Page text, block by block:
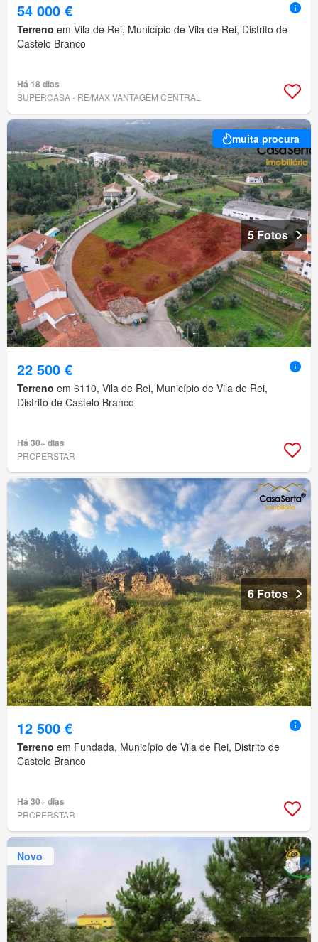
54 000 €
Terreno em Vila de Rei, Município de Vila de Rei, Distrito de
Castelo Branco
Há 18 dias
SUPERCASA - RE/MAX VANTAGEM CENTRAL
muita procura
5 Fotos
22 500 €
Terreno em 6110, Vila de Rei, Município de Vila de Rei,
Distrito de Castelo Branco
Há 30+ dias
PROPERSTAR
6 Fotos
12 500 €
Terreno em Fundada, Município de Vila de Rei, Distrito de
Castelo Branco
Há 30+ dias
PROPERSTAR
Novo